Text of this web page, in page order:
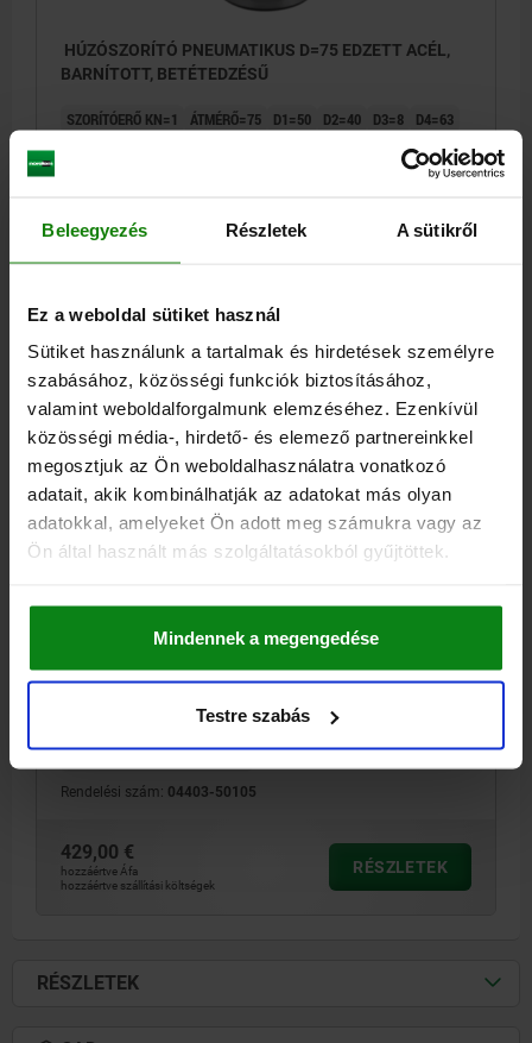
Beleegyezés Részletek A sütikről
Ez a weboldal sütiket használ
Sütiket használunk a tartalmak és hirdetések személyre
szabásához, közösségi funkciók biztosításához,
valamint weboldalforgalmunk elemzéséhez. Ezenkívül
közösségi média-, hirdető- és elemező partnereinkkel
megosztjuk az Ön weboldalhasználatra vonatkozó
adatait, akik kombinálhatják az adatokat más olyan
adatokkal, amelyeket Ön adott meg számukra vagy az
Ön által használt más szolgáltatásokból gyűjtöttek.
Mindennek a megengedése
Testre szabás
HÚZÓSZORÍTÓ PNEUMATIKUS D=75 EDZETT ACÉL,
BARNÍTOTT, BETÉTEDZÉSŰ
SZORÍTÓERŐ KN=1 ÁTMÉRŐ=75 D1=50 D2=40 D3=8
D4=63
H6=1,9
Rendelési szám: 04403-40075
hozzáértve Áfa
04403
HÚZÓSZORÍTÓ PNEUMATIKUS D=105 EDZETT ACÉL,
SZORÍTÓERŐ KN=2,5 ÁTMÉRŐ=105 D1=75 D2=63 D3=12
SZORÍTÓERŐ (SZORÍTÁS RUGÓERŐVEL) N=500
ÜZEMI NYOMÁS MPA=0,3 - 1,0
Rendelési szám: 04403-50105
429,00 €
hozzáértve Áfa
hozzáértve szállítási költségek
RÉSZLETEK
RÉSZLETEK